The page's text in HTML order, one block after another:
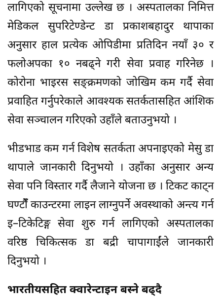
लागिएको सूचनामा उल्लेख छ । अस्पतालका निमित्त
मेडिकल सुपरिटेण्डेन्ट डा प्रकाशबहादुर थापाका
अनुसार हाल प्रत्येक ओपिडीमा प्रतिदिन नयाँ ३० र
फलोअपका १० नबढ्ने गरी सेवा प्रवाह गरिनेछ ।
कोरोना भाइरस सङ्क्रमणको जोखिम कम गर्दै सेवा
प्रवाहित गर्नुपरेकाले आवश्यक सतर्कतासहित आंशिक
सेवा सञ्चालन गरिएको उहाँले बताउनुभयो ।
भीडभाड कम गर्न विशेष सतर्कता अपनाइएको मेसु डा
थापाले जानकारी दिनुभयो । उहाँका अनुसार अन्य
सेवा पनि विस्तार गर्दै लैजाने योजना छ । टिकट काट्न
घण्टौंँ काउन्टरमा लाइन लाग्नुपर्ने अवस्थाको अन्त्य गर्न
इ–टिकेटिङ्ग सेवा शुरु गर्न लागिएको अस्पतालका
वरिष्ठ चिकित्सक डा बद्री चापागाईंले जानकारी
दिनुभयो ।
भारतीयसहित क्वारेन्टाइन बस्ने बढ्दै